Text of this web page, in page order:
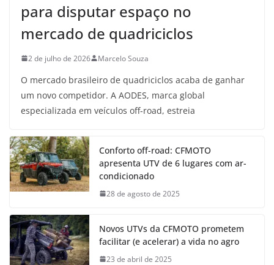
para disputar espaço no
mercado de quadriciclos
2 de julho de 2026 Marcelo Souza
O mercado brasileiro de quadriciclos acaba de ganhar
um novo competidor. A AODES, marca global
especializada em veículos off-road, estreia
Conforto off-road: CFMOTO
apresenta UTV de 6 lugares com ar-
condicionado
28 de agosto de 2025
Novos UTVs da CFMOTO prometem
facilitar (e acelerar) a vida no agro
23 de abril de 2025